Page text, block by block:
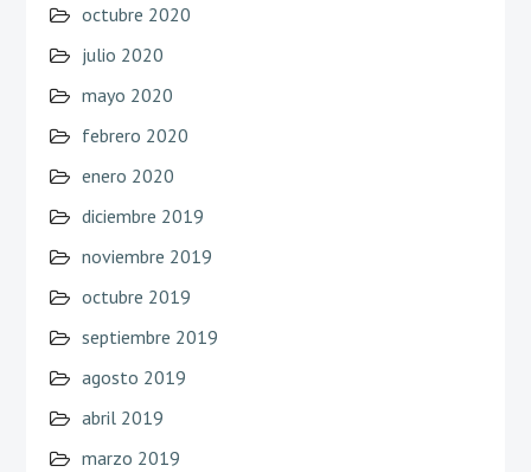
octubre 2020
julio 2020
mayo 2020
febrero 2020
enero 2020
diciembre 2019
noviembre 2019
octubre 2019
septiembre 2019
agosto 2019
abril 2019
marzo 2019